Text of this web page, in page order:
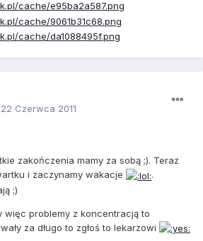
22 Czerwca 2011
zakończenia mamy za sobą ;). Teraz
i zaczynamy wakacje
.
;)
więc problemy z koncentracją to
za długo to zgłoś to lekarzowi